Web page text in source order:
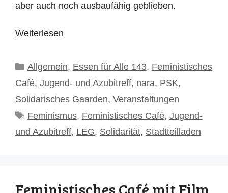
aber auch noch ausbaufähig geblieben.
Weiterlesen
Kategorien
Allgemein, Essen für Alle 143, Feministisches
Café, Jugend- und Azubitreff, nara, PSK,
Solidarisches Gaarden, Veranstaltungen
Schlagwörter
Feminismus, Feministisches Café, Jugend-
und Azubitreff, LEG, Solidarität, Stadtteilladen